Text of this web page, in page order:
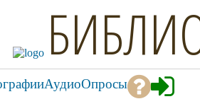
АудиоОпросы